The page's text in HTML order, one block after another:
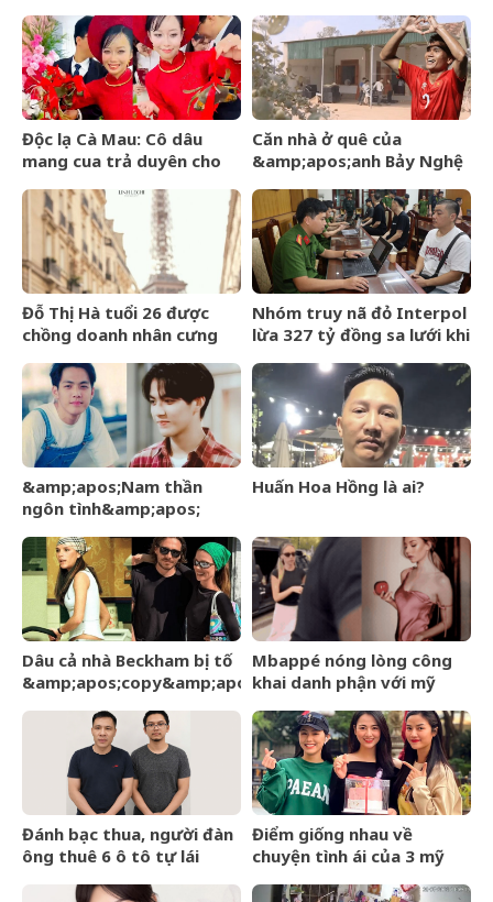
HIẾM CÓ, tiền bạc tự động
kéo về
Độc lạ Cà Mau: Cô dâu
mang cua trả duyên cho
Căn nhà ở quê của
&amp;apos;anh Bảy Nghệ
đình đám MXH
Đỗ Thị Hà tuổi 26 được
chồng doanh nhân cưng
rạng rỡ
Nhóm truy nã đỏ Interpol
lừa 327 tỷ đồng sa lưới khi
&amp;apos;Nam thần
ngôn tình&amp;apos;
U60 vẫn như thanh niên
Huấn Hoa Hồng là ai?
Dâu cả nhà Beckham bị tố
&amp;apos;copy&amp;apos;
Victoria giữa sóng gió gia
Mbappé nóng lòng công
khai danh phận với mỹ
rồi
Đánh bạc thua, người đàn
ông thuê 6 ô tô tự lái
Điểm giống nhau về
chuyện tình ái của 3 mỹ